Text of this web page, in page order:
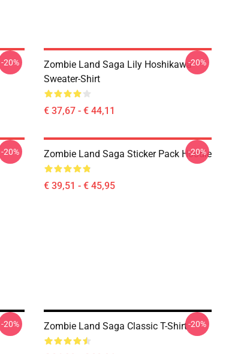
-20%
Zombie Land Saga Lily Hoshikawa
Sweater-Shirt
€ 37,67 - € 44,11
-20%
-20% Zombie Land Saga Sticker Pack Hoodie
€ 39,51 - € 45,95
-20%
-20% Zombie Land Saga Classic T-Shirt-20%